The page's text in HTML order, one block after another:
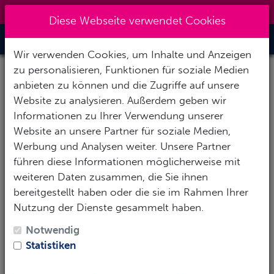
Toggle
WEISSENSEE - 930M Ü NN
Die Standard Tauchtabellen und dein Tauchcomputer
sind zunächst einmal für Tauchgänge bis zu einer
Diese Webseite verwendet Cookies
Wir verwenden Cookies, um Inhalte und Anzeigen
zu personalisieren, Funktionen für soziale Medien
anbieten zu können und die Zugriffe auf unsere
Website zu analysieren. Außerdem geben wir
Informationen zu Ihrer Verwendung unserer
Website an unsere Partner für soziale Medien,
Werbung und Analysen weiter. Unsere Partner
führen diese Informationen möglicherweise mit
weiteren Daten zusammen, die Sie ihnen
bereitgestellt haben oder die sie im Rahmen Ihrer
Nutzung der Dienste gesammelt haben.
Notwendig
Statistiken